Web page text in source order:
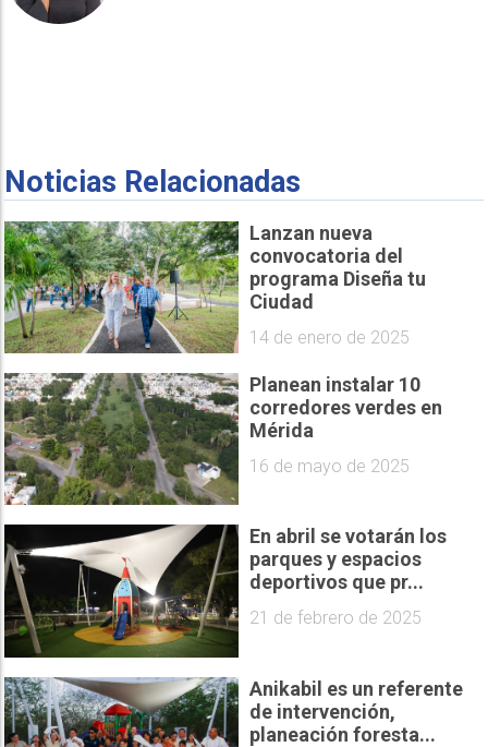
Noticias Relacionadas
Lanzan nueva
convocatoria del
programa Diseña tu
Ciudad
14 de enero de 2025
Planean instalar 10
corredores verdes en
Mérida
16 de mayo de 2025
En abril se votarán los
parques y espacios
deportivos que pr...
21 de febrero de 2025
Anikabil es un referente
de intervención,
planeación foresta...